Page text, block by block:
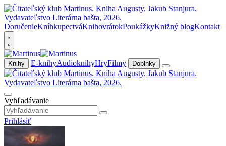
DoručenieKníhkupectváKnihovrátokPoukážkyKnižný blogKontakt
Knihy E-knihyAudioknihyHryFilmy Doplnky
Vyhľadávanie
Prihlásiť